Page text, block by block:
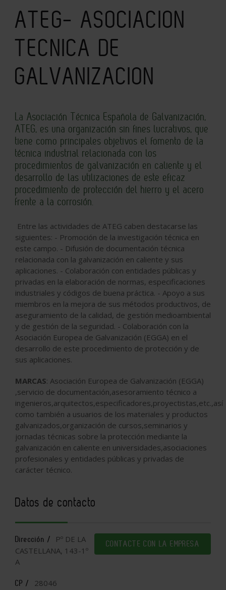
ATEG- ASOCIACION
TECNICA DE
GALVANIZACION
La Asociación Técnica Española de Galvanización,
ATEG, es una organización sin fines lucrativos, que
tiene como principales objetivos el fomento de la
técnica industrial relacionada con los
procedimientos de galvanización en caliente y el
desarrollo de las utilizaciones de este eficaz
procedimiento de protección del hierro y el acero
frente a la corrosión.
Entre las actividades de ATEG caben destacarse las
siguientes: - Promoción de la investigación técnica en
este campo. - Difusión de documentación técnica
relacionada con la galvanización en caliente y sus
aplicaciones. - Colaboración con entidades públicas y
privadas en la elaboración de normas, especificaciones
industriales y códigos de buena práctica. - Apoyo a sus
miembros en la mejora de sus métodos productivos, de
aseguramiento de la calidad, de gestión medioambiental
y de gestión de la seguridad. - Colaboración con la
Asociación Europea de Galvanización (EGGA) en el
desarrollo de este procedimiento de protección y de
sus aplicaciones.
MARCAS: Asociación Europea de Galvanización (EGGA)
,servicio de documentación,asesoramiento técnico a
ingenieros,arquitectos,especificadores,proyectistas,etc.,así
como también a usuarios de los materiales y productos
galvanizados,organización de cursos,seminarios y
jornadas técnicas sobre la protección mediante la
galvanización en caliente en universidades,asociaciones
profesionales y entidades públicas y privadas de
carácter técnico.
Datos de contacto
CONTACTE CON LA EMPRESA
Dirección /
Pº DE LA
CASTELLANA, 143-1º
A
CP / 28046